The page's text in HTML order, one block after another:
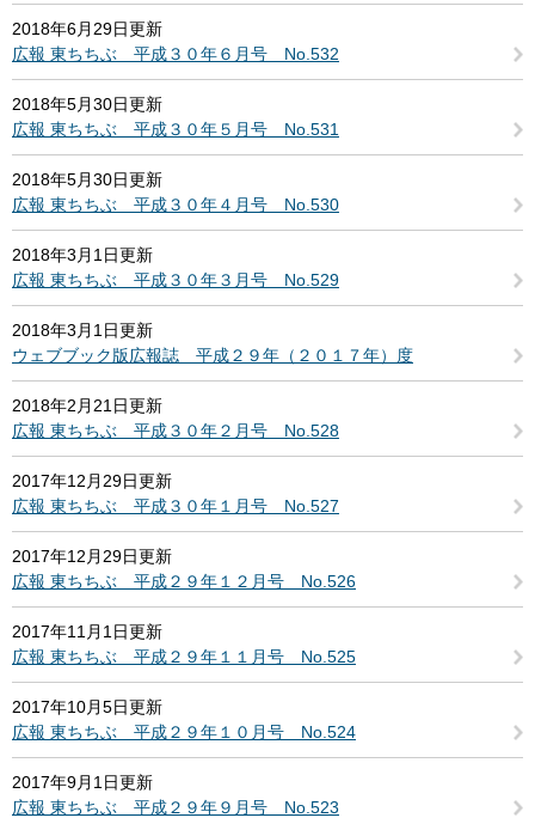
2018年6月29日更新
広報 東ちちぶ 平成３０年６月号 No.532
2018年5月30日更新
広報 東ちちぶ 平成３０年５月号 No.531
2018年5月30日更新
広報 東ちちぶ 平成３０年４月号 No.530
2018年3月1日更新
広報 東ちちぶ 平成３０年３月号 No.529
2018年3月1日更新
ウェブブック版広報誌 平成２９年（２０１７年）度
2018年2月21日更新
広報 東ちちぶ 平成３０年２月号 No.528
2017年12月29日更新
広報 東ちちぶ 平成３０年１月号 No.527
2017年12月29日更新
広報 東ちちぶ 平成２９年１２月号 No.526
2017年11月1日更新
広報 東ちちぶ 平成２９年１１月号 No.525
2017年10月5日更新
広報 東ちちぶ 平成２９年１０月号 No.524
2017年9月1日更新
広報 東ちちぶ 平成２９年９月号 No.523